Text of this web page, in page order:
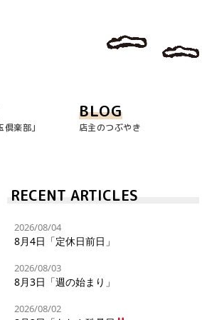
倶楽部｣
BLOG
店主のつぶやき
RECENT ARTICLES
2026/08/04
8月4日「定休日前日」
2026/08/03
8月3日「週の始まり」
2026/08/02